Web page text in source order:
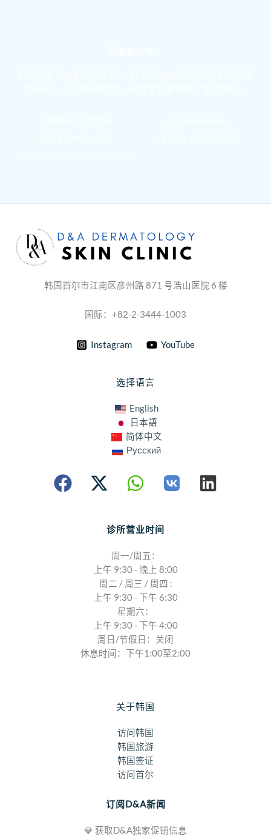
韩国首尔市江南区彦州路 871 号浩山医院 6 楼
国际：+82-2-3444-1003
Instagram YouTube
选择语言
English
日本語
简体中文
Русский
诊所营业时间
周一/周五：
上午 9:30 - 晚上 8:00
周二 / 周三 / 周四 :
上午 9:30 - 下午 6:30
星期六：
上午 9:30 - 下午 4:00
周日/节假日：关闭
休息时间：下午1:00至2:00
关于韩国
访问韩国
韩国旅游
韩国签证
访问首尔
订阅D&A新闻
💎 获取D&A独家促销信息